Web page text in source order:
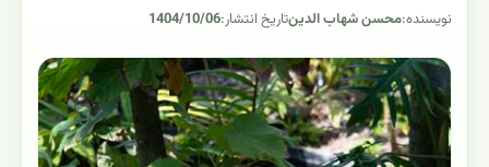
نویسنده:محسن شهاب الدینتاریخ انتشار:1404/10/06